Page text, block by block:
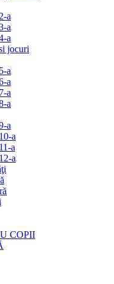
a
a
a
jocuri
a
a
a
a
a
a
a
a
COPII